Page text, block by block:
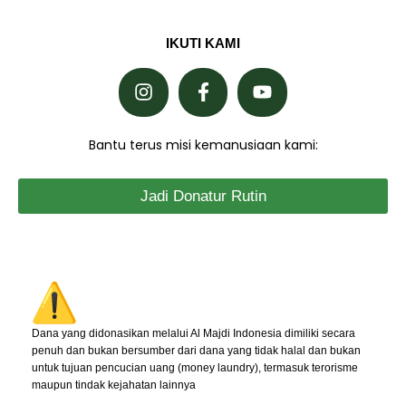
IKUTI KAMI
Bantu terus misi kemanusiaan kami:
Jadi Donatur Rutin
Dana yang didonasikan melalui Al Majdi Indonesia dimiliki secara
penuh dan bukan bersumber dari dana yang tidak halal dan bukan
untuk tujuan pencucian uang (money laundry), termasuk terorisme
maupun tindak kejahatan lainnya